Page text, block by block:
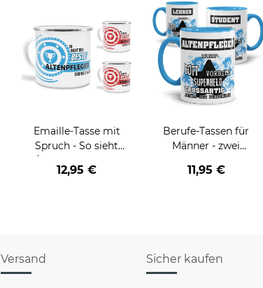
Emaille-Tasse mit
Spruch - So sieht
- aus
12,95 €
Berufe-Tassen für
Männer - zwei
11,95 €
Versand Sicher kaufen